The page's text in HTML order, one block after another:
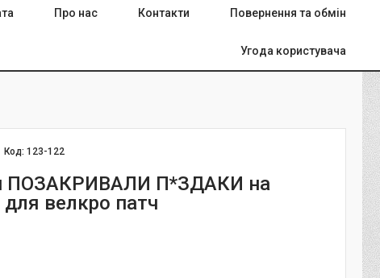
Про нас Контакти Повернення та обмін
Угода користувача
Код:123-122
ПОЗАКРИВАЛИ П*ЗДАКИ на
для велкро патч